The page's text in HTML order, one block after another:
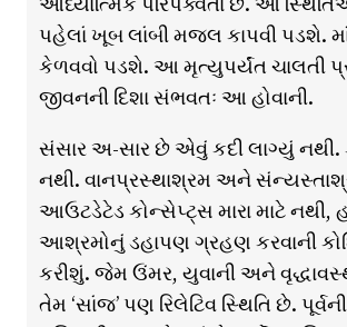
પહેલાં ખૂબ લાંબી મજલ કાપવી પડશે.
કેળવવો પડશે. આ મૃત્યુપર્યંત ચાલતી
જીવનની દિશા સંભવતઃ આ હોવાની.
સંસાર અ-સાર છે એવું કદી લાગ્યું નથી.
નથી. વાનપ્રસ્થાશ્રમ અને
આઉટડેટેડ કોન્સેપ્ટ્સ મારા માટે નથી,
આશ્રમોનું ડહાપણ ગ્રહણ કરવાની
કરીશું. જેમ ઉંમર, યુવાની અને
તેમ ‘સાંજ’ પણ રિલેટિવ સ્થિતિ છે.